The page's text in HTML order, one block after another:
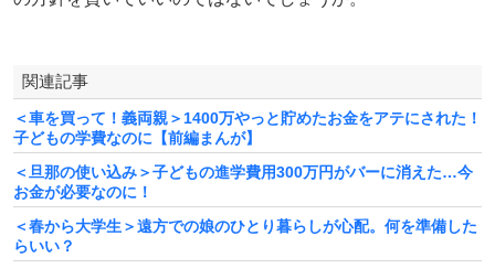
関連記事
＜車を買って！義両親＞1400万やっと貯めたお金をアテにされた！
子どもの学費なのに【前編まんが】
＜旦那の使い込み＞子どもの進学費用300万円がバーに消えた…今
お金が必要なのに！
＜春から大学生＞遠方での娘のひとり暮らしが心配。何を準備した
らいい？